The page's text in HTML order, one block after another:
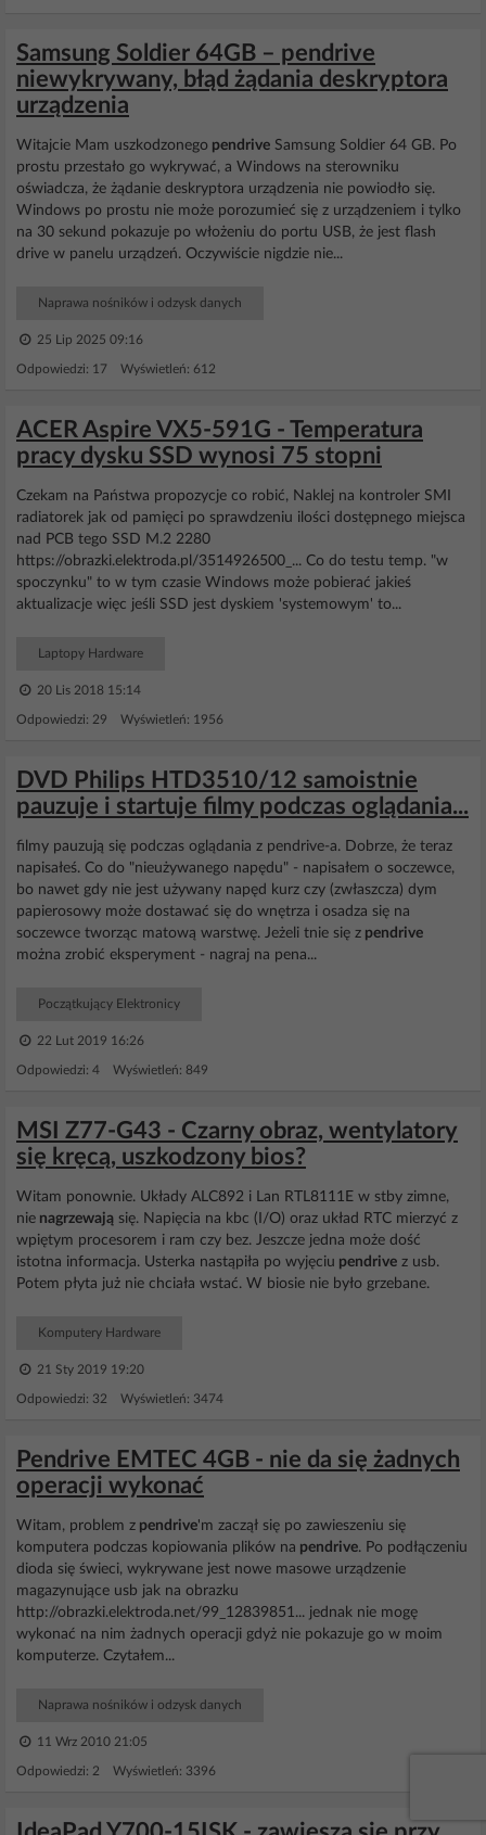
Samsung Soldier 64GB – pendrive
niewykrywany, błąd żądania deskryptora
urządzenia
Witajcie Mam uszkodzonego pendrive Samsung Soldier 64 GB. Po
prostu przestało go wykrywać, a Windows na sterowniku
oświadcza, że żądanie deskryptora urządzenia nie powiodło się.
Windows po prostu nie może porozumieć się z urządzeniem i tylko
na 30 sekund pokazuje po włożeniu do portu USB, że jest flash
drive w panelu urządzeń. Oczywiście nigdzie nie...
Naprawa nośników i odzysk danych
25 Lip 2025 09:16
Odpowiedzi: 17 Wyświetleń: 612
ACER Aspire VX5-591G - Temperatura
pracy dysku SSD wynosi 75 stopni
Czekam na Państwa propozycje co robić, Naklej na kontroler SMI
radiatorek jak od pamięci po sprawdzeniu ilości dostępnego miejsca
nad PCB tego SSD M.2 2280
https://obrazki.elektroda.pl/3514926500_... Co do testu temp. "w
spoczynku" to w tym czasie Windows może pobierać jakieś
aktualizacje więc jeśli SSD jest dyskiem 'systemowym' to...
Laptopy Hardware
20 Lis 2018 15:14
Odpowiedzi: 29 Wyświetleń: 1956
DVD Philips HTD3510/12 samoistnie
pauzuje i startuje filmy podczas oglądania...
filmy pauzują się podczas oglądania z pendrive-a. Dobrze, że teraz
napisałeś. Co do "nieużywanego napędu" - napisałem o soczewce,
bo nawet gdy nie jest używany napęd kurz czy (zwłaszcza) dym
papierosowy może dostawać się do wnętrza i osadza się na
soczewce tworząc matową warstwę. Jeżeli tnie się z pendrive
można zrobić eksperyment - nagraj na pena...
Początkujący Elektronicy
22 Lut 2019 16:26
Odpowiedzi: 4 Wyświetleń: 849
MSI Z77-G43 - Czarny obraz, wentylatory
się kręcą, uszkodzony bios?
Witam ponownie. Układy ALC892 i Lan RTL8111E w stby zimne,
nie nagrzewają się. Napięcia na kbc (I/O) oraz układ RTC mierzyć z
wpiętym procesorem i ram czy bez. Jeszcze jedna może dość
istotna informacja. Usterka nastąpiła po wyjęciu pendrive z usb.
Potem płyta już nie chciała wstać. W biosie nie było grzebane.
Komputery Hardware
21 Sty 2019 19:20
Odpowiedzi: 32 Wyświetleń: 3474
Pendrive EMTEC 4GB - nie da się żadnych
operacji wykonać
Witam, problem z pendrive'm zaczął się po zawieszeniu się
komputera podczas kopiowania plików na pendrive. Po podłączeniu
dioda się świeci, wykrywane jest nowe masowe urządzenie
magazynujące usb jak na obrazku
http://obrazki.elektroda.net/99_12839851... jednak nie mogę
wykonać na nim żadnych operacji gdyż nie pokazuje go w moim
komputerze. Czytałem...
Naprawa nośników i odzysk danych
11 Wrz 2010 21:05
Odpowiedzi: 2 Wyświetleń: 3396